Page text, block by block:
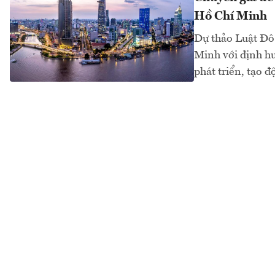
Hồ Chí Minh
Dự thảo Luật Đô
Minh với định
phát triển, tạo